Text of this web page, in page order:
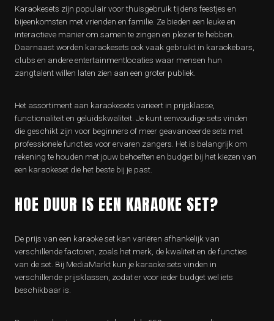
Karaokesets zijn populair voor thuisgebruik tijdens feestjes en
bijeenkomsten met vrienden en familie. Ze bieden een leuke en
interactieve manier om samen te zingen en plezier te hebben.
Daarnaast worden karaokesets ook vaak gebruikt in karaokebars,
clubs en andere entertainmentlocaties waar mensen hun
zangtalent willen laten zien aan een groter publiek.
Het assortiment aan karaokesets varieert in prijsklasse,
functionaliteit en geluidskwaliteit. Je kunt eenvoudige sets vinden
die geschikt zijn voor beginners of meer geavanceerde sets met
professionele functies voor ervaren zangers. Het is belangrijk om
rekening te houden met jouw behoeften en budget bij het kiezen van
een karaokeset die het beste bij je past.
HOE DUUR IS EEN KARAOKE SET?
De prijs van een karaoke set kan variëren afhankelijk van
verschillende factoren, zoals het merk, de kwaliteit en de functies
van de set. Bij MediaMarkt kun je karaoke sets vinden in
verschillende prijsklassen, zodat er voor ieder budget wel iets
beschikbaar is.